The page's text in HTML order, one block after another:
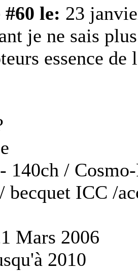
#60 le: 23
je ne sais
essence
140ch /
becquet ICC /
Mars 2006
2010